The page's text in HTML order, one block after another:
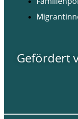
Gefördert